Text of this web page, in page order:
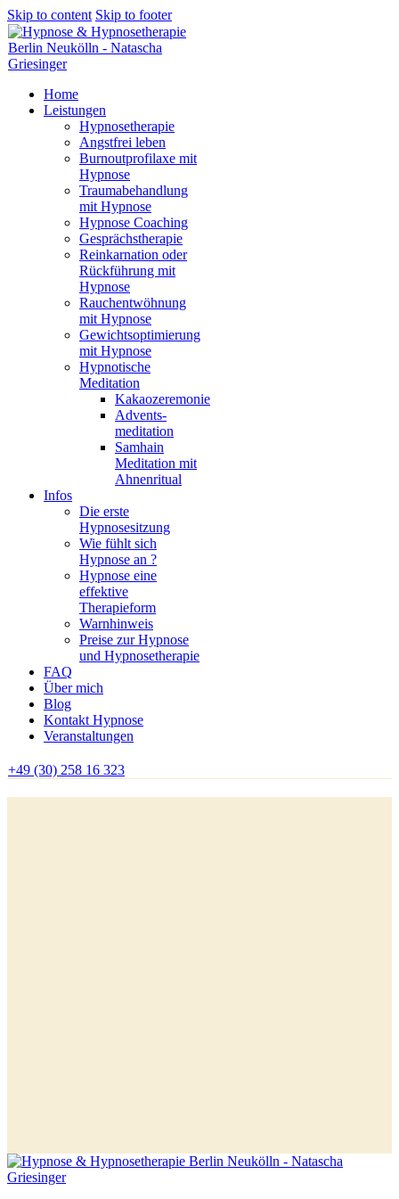
Skip to content Skip to footer
Home
Leistungen
Hypnosetherapie
Angstfrei leben
Burnoutprofilaxe mit
Hypnose
Traumabehandlung
mit Hypnose
Hypnose Coaching
Gesprächstherapie
Reinkarnation oder
Rückführung mit
Hypnose
Rauchentwöhnung
mit Hypnose
Gewichtsoptimierung
mit Hypnose
Hypnotische
Meditation
Kakaozeremonie
Advents-
meditation
Samhain
Meditation mit
Ahnenritual
Infos
Die erste
Hypnosesitzung
Wie fühlt sich
Hypnose an ?
Hypnose eine
effektive
Therapieform
Warnhinweis
Preise zur Hypnose
und Hypnosetherapie
FAQ
Über mich
Blog
Kontakt Hypnose
Veranstaltungen
+49 (30) 258 16 323